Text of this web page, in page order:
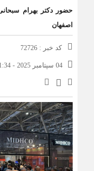
حضور دکتر بهرام
اصفهان
کد خبر : 72726
04 سپتامبر 2025 - 11:34